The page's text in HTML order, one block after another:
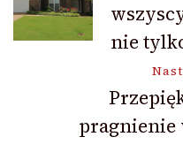
wpisunie
pragnienie